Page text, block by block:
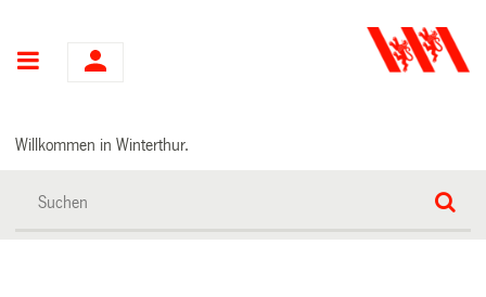
Hauptnavigation
Willkommen in Winterthur.